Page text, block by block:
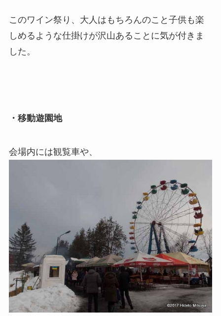
このワイン祭り、大人はもちろんのこと子供も楽
しめるような仕掛けが沢山あることに気が付きま
した。
・移動遊園地
会場内には観覧車や、